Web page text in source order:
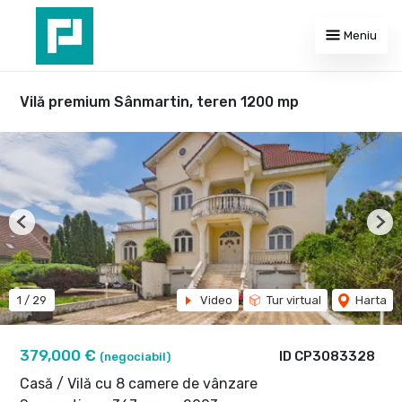
Meniu
Vilă premium Sânmartin, teren 1200 mp
ID CP3083328
379,000 € (negociabil)
Casă / Vilă cu 8 camere de vânzare
1 / 29 Video Tur virtual Harta
Previous